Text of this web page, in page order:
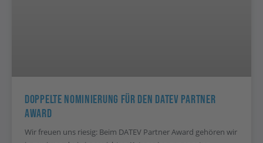
Doppelte Nominierung Für Den DATEV Partner
Award
Wir freuen uns riesig: Beim DATEV Partner Award gehören wir